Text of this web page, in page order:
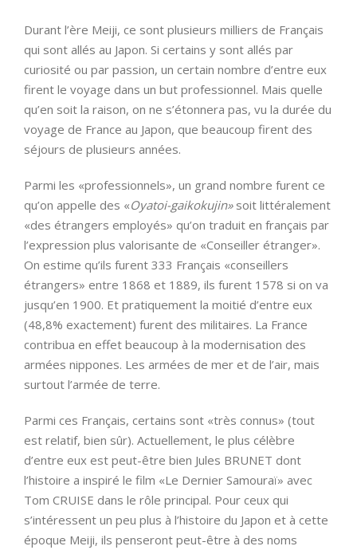
Durant l’ère Meiji, ce sont plusieurs milliers de Français
qui sont allés au Japon. Si certains y sont allés par
curiosité ou par passion, un certain nombre d’entre eux
firent le voyage dans un but professionnel. Mais quelle
qu’en soit la raison, on ne s’étonnera pas, vu la durée du
voyage de France au Japon, que beaucoup firent des
séjours de plusieurs années.
Parmi les «professionnels», un grand nombre furent ce
qu’on appelle des «Oyatoi-gaikokujin»soit littéralement
«des étrangers employés» qu’on traduit en français par
l’expression plus valorisante de «Conseiller étranger».
On estime qu’ils furent 333 Français «conseillers
étrangers» entre 1868 et 1889, ils furent 1578 si on va
jusqu’en 1900. Et pratiquement la moitié d’entre eux
(48,8% exactement) furent des militaires. La France
contribua en effet beaucoup à la modernisation des
armées nippones. Les armées de mer et de l’air, mais
surtout l’armée de terre.
Parmi ces Français, certains sont «très connus» (tout
est relatif, bien sûr). Actuellement, le plus célèbre
d’entre eux est peut-être bien Jules BRUNET dont
l’histoire a inspiré le film «Le Dernier Samouraï» avec
Tom CRUISE dans le rôle principal. Pour ceux qui
s’intéressent un peu plus à l’histoire du Japon et à cette
époque Meiji, ils penseront peut-être à des noms